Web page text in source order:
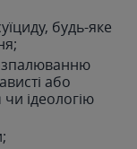
будь-яке
або
ідеологію